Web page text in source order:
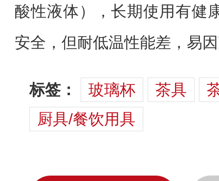
酸性液体），长期使用有健
安全，但耐低温性能差，易
标签： 玻璃杯 茶具
厨具/餐饮用具